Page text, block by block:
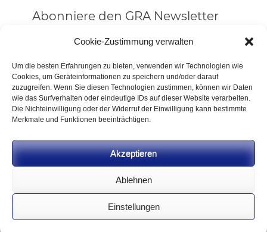
Cookie-Zustimmung verwalten
Um die besten Erfahrungen zu bieten, verwenden wir Technologien wie
Cookies, um Geräteinformationen zu speichern und/oder darauf
zuzugreifen. Wenn Sie diesen Technologien zustimmen, können wir Daten
wie das Surfverhalten oder eindeutige IDs auf dieser Website verarbeiten.
Die Nichteinwilligung oder der Widerruf der Einwilligung kann bestimmte
Merkmale und Funktionen beeinträchtigen.
Akzeptieren
Ablehnen
Einstellungen
Abonniere den GRA Newsletter
Vorname oder ganzer Name
Email
Alle Neuigkeiten sofort
Datenschutzerklärung.